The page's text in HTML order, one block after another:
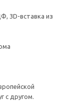
3D-вставка из
с другом.